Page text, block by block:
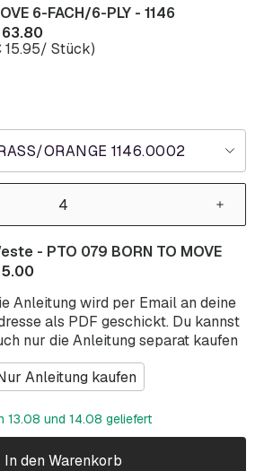
ORANGE 1146.0002
6-FACH/6-PLY - 1146
63.80
15.95/ Stück)
Anleitung wird per Email an deine
als PDF geschickt. Du kannst
nur die Anleitung separat kaufen
Anleitung kaufen
- PTO 079 BORN TO MOVE
5.00
13.08 und 14.08 geliefert
In den Warenkorb